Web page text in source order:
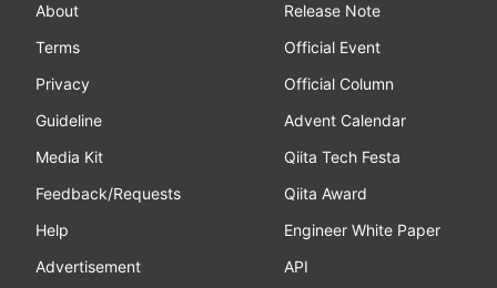
About
Terms
Privacy
Guideline
Media Kit
Feedback/Requests
Help
Advertisement
Release Note
Official Event
Official Column
Advent Calendar
Qiita Tech Festa
Qiita Award
Engineer White Paper
API